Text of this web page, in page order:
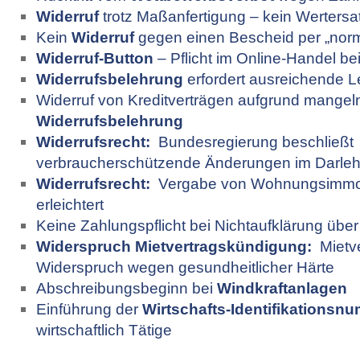
Widerruftrotz Maßanfertigung – kein
Kein Widerrufgegen einen Bescheid per
Widerruf-Button – Pflicht im Online-Handel
Widerrufsbelehrung erfordert ausreichende
Widerruf von Kreditverträgen aufgrund
Widerrufsbelehrung
Widerrufsrecht: Bundesregierung beschließt
verbraucherschützende Änderungen im
Widerrufsrecht: Vergabe von
erleichtert
Keine Zahlungspflicht bei Nichtaufklärung
Widerspruch Mietvertragskündigung:
Widerspruch wegen gesundheitlicher Härte
Abschreibungsbeginn bei Windkraftanlagen
Einführung der Wirtschafts-
wirtschaftlich Tätige